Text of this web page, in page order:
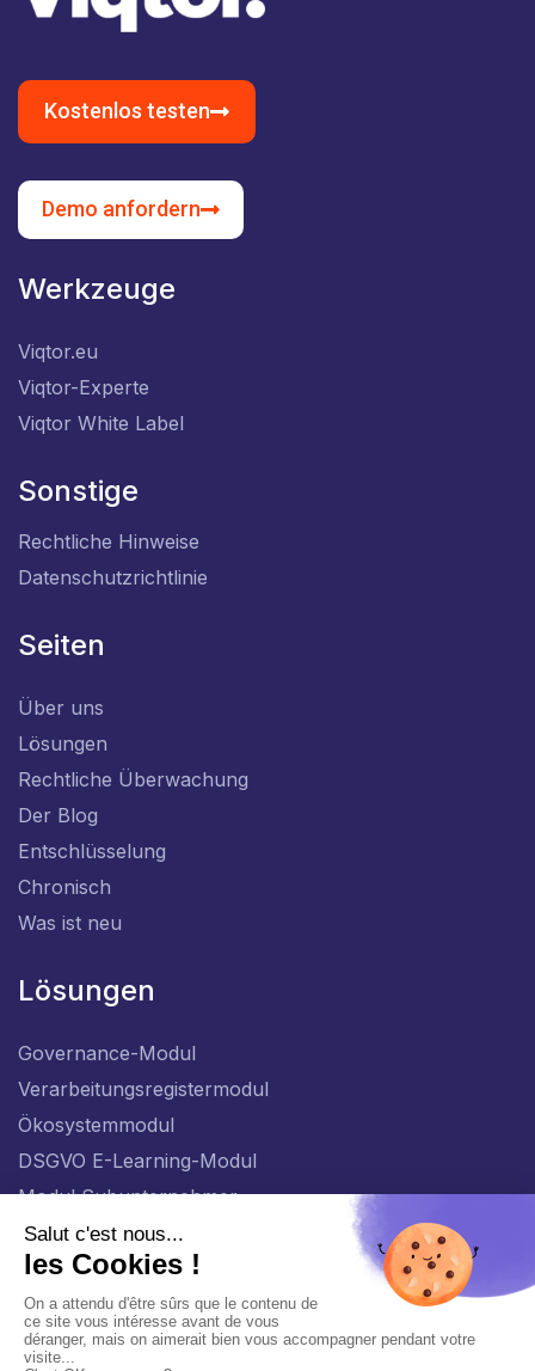
Kostenlos testen
Demo anfordern
Werkzeuge
Viqtor.eu
Viqtor-Experte
Viqtor White Label
Sonstige
Rechtliche Hinweise
Datenschutzrichtlinie
Seiten
Über uns
Lösungen
Rechtliche Überwachung
Der Blog
Entschlüsselung
Chronisch
Was ist neu
Lösungen
Governance-Modul
Verarbeitungsregistermodul
Ökosystemmodul
DSGVO E-Learning-Modul
Modul Subunternehmer
Allgemeine Richtlinie zum Schutz personenbezogener Daten
DE_AT